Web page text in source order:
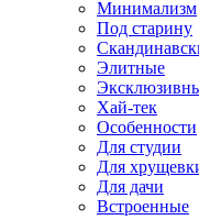
Минимализм
Под старину
Элитные
Хай-тек
Особенности
Для студии
Для
Для дачи
Встроенные